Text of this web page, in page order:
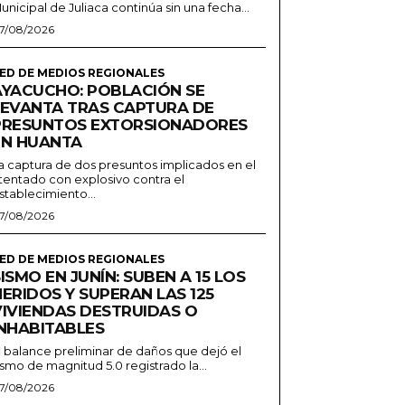
de Juliaca continúa sin una fecha...
08/2026
DE MEDIOS REGIONALES
POBLACIÓN SE
TRAS CAPTURA DE
EXTORSIONADORES
HUANTA
captura de dos presuntos implicados en el
con explosivo contra el
08/2026
DE MEDIOS REGIONALES
EN JUNÍN: SUBEN A 15 LOS
Y SUPERAN LAS 125
DESTRUIDAS O
balance preliminar de daños que dejó el
de magnitud 5.0 registrado la...
08/2026